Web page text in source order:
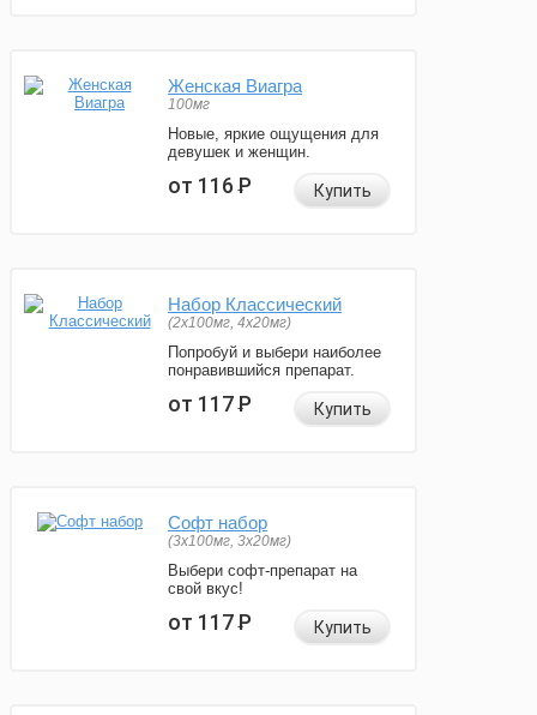
Женская Виагра
100мг
Новые, яркие ощущения для
девушек и женщин.
от 116Р Купить
Набор Классический
(2x100мг, 4x20мг)
Попробуй и выбери наиболее
понравившийся препарат.
от 117Р Купить
Софт набор
(3x100мг, 3x20мг)
Выбери софт-препарат на
свой вкус!
от 117Р Купить